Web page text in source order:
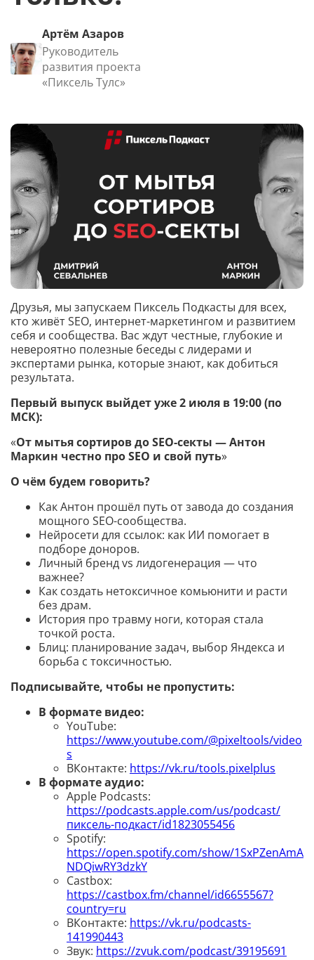
Артём Азаров
Руководитель
развития проекта
«Пиксель Тулс»
Друзья, мы запускаем Пиксель Подкасты для всех,
кто живёт SEO, интернет-маркетингом и развитием
себя и сообщества. Вас ждут честные, глубокие и
невероятно полезные беседы с лидерами и
экспертами рынка, которые знают, как добиться
результата.
Первый выпуск выйдет уже 2 июля в 19:00 (по
МСК):
«От мытья сортиров до SEO-секты — Антон
Маркин честно про SEO и свой путь»
О чём будем говорить?
Как Антон прошёл путь от завода до создания
мощного SEO-сообщества.
Нейросети для ссылок: как ИИ помогает в
подборе доноров.
Личный бренд vs лидогенерация — что
важнее?
Как создать нетоксичное комьюнити и расти
без драм.
История про травму ноги, которая стала
точкой роста.
Блиц: планирование задач, выбор Яндекса и
борьба с токсичностью.
Подписывайте, чтобы не пропустить:
В формате видео:
YouTube:
https://www.youtube.com/@pixeltools/video
s
ВКонтакте: https://vk.ru/tools.pixelplus
В формате аудио:
Apple Podcasts:
https://podcasts.apple.com/us/podcast/
пиксель-подкаст/id1823055456
Spotify:
https://open.spotify.com/show/1SxPZenAmA
NDQiwRY3dzkY
Castbox:
https://castbox.fm/channel/id6655567?
country=ru
ВКонтакте: https://vk.ru/podcasts-
141990443
Звук: https://zvuk.com/podcast/39195691